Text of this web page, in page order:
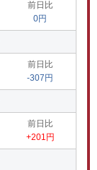
前日比
0円
前日比
-307円
前日比
+201円